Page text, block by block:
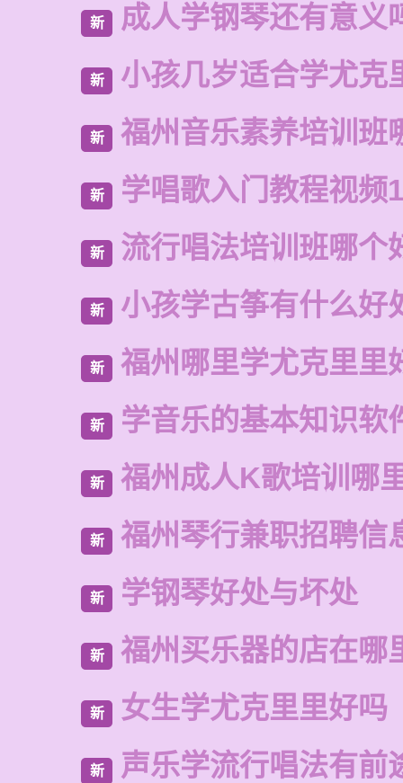
新 成人学钢琴还有意义
新 小孩几岁适合学尤克
新 福州音乐素养培训班
新 学唱歌入门教程视频
新 流行唱法培训班哪个
新 小孩学古筝有什么好
新 福州哪里学尤克里里
新 学音乐的基本知识软
新 福州成人K歌培训哪
新 福州琴行兼职招聘信
新 学钢琴好处与坏处
新 福州买乐器的店在哪
新 女生学尤克里里好吗
新 声乐学流行唱法有前